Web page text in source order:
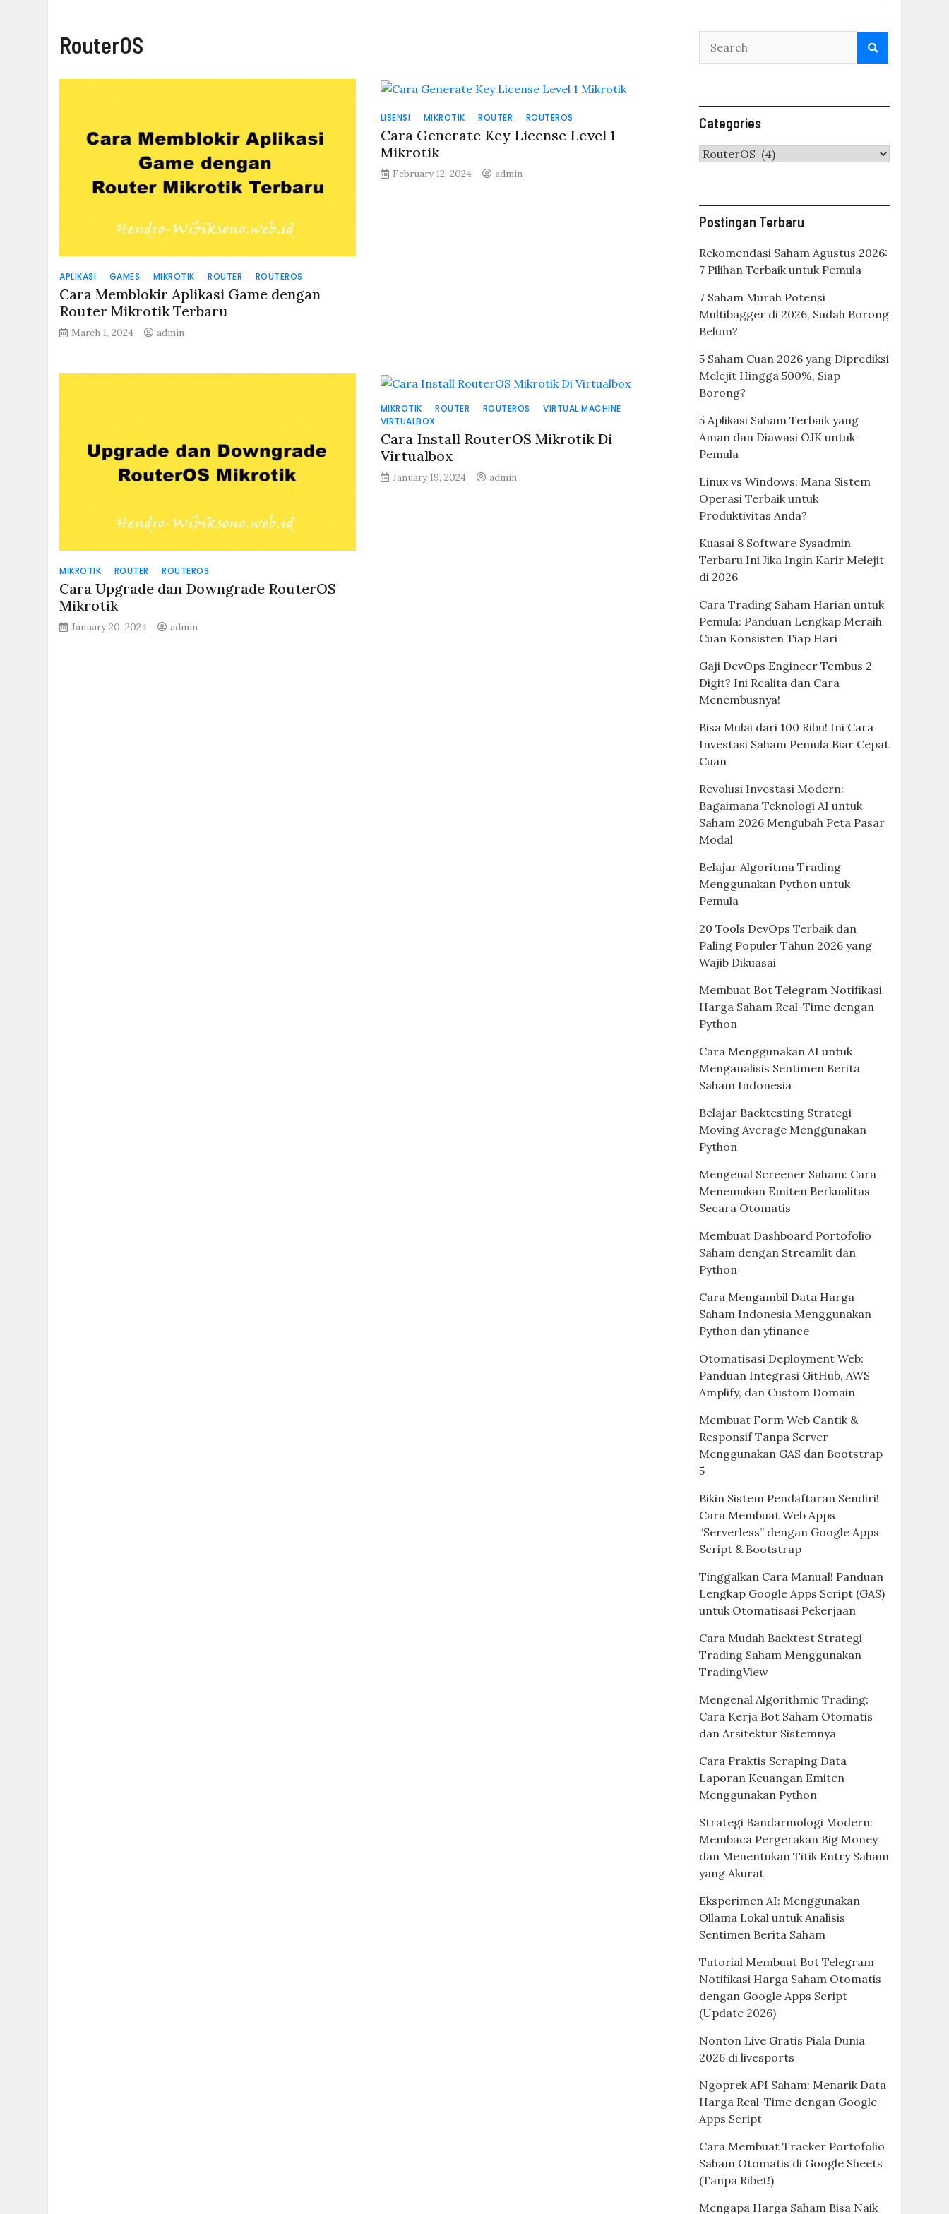
RouterOS
APLIKASI GAMES MIKROTIK ROUTER ROUTEROS
Cara Memblokir Aplikasi Game dengan
Router Mikrotik Terbaru
March 1, 2024 admin
LISENSI MIKROTIK ROUTER ROUTEROS
Cara Generate Key License Level 1
Mikrotik
February 12, 2024 admin
MIKROTIK ROUTER ROUTEROS
Cara Upgrade dan Downgrade RouterOS
Mikrotik
January 20, 2024 admin
MIKROTIK ROUTER ROUTEROS
VIRTUAL MACHINE
VIRTUALBOX
Cara Install RouterOS Mikrotik Di
Virtualbox
January 19, 2024 admin
Categories
Categories
Postingan Terbaru
Rekomendasi Saham Agustus 2026:
7 Pilihan Terbaik untuk Pemula
7 Saham Murah Potensi
Multibagger di 2026, Sudah Borong
Belum?
5 Saham Cuan 2026 yang Diprediksi
Melejit Hingga 500%, Siap
Borong?
5 Aplikasi Saham Terbaik yang
Aman dan Diawasi OJK untuk
Pemula
Linux vs Windows: Mana Sistem
Operasi Terbaik untuk
Produktivitas Anda?
Kuasai 8 Software Sysadmin
Terbaru Ini Jika Ingin Karir Melejit
di 2026
Cara Trading Saham Harian untuk
Pemula: Panduan Lengkap Meraih
Cuan Konsisten Tiap Hari
Gaji DevOps Engineer Tembus 2
Digit? Ini Realita dan Cara
Menembusnya!
Bisa Mulai dari 100 Ribu! Ini Cara
Investasi Saham Pemula Biar Cepat
Cuan
Revolusi Investasi Modern:
Bagaimana Teknologi AI untuk
Saham 2026 Mengubah Peta Pasar
Modal
Belajar Algoritma Trading
Menggunakan Python untuk
Pemula
20 Tools DevOps Terbaik dan
Paling Populer Tahun 2026 yang
Wajib Dikuasai
Membuat Bot Telegram Notifikasi
Harga Saham Real-Time dengan
Python
Cara Menggunakan AI untuk
Menganalisis Sentimen Berita
Saham Indonesia
Belajar Backtesting Strategi
Moving Average Menggunakan
Python
Mengenal Screener Saham: Cara
Menemukan Emiten Berkualitas
Secara Otomatis
Membuat Dashboard Portofolio
Saham dengan Streamlit dan
Python
Cara Mengambil Data Harga
Saham Indonesia Menggunakan
Python dan yfinance
Otomatisasi Deployment Web:
Panduan Integrasi GitHub, AWS
Amplify, dan Custom Domain
Membuat Form Web Cantik &
Responsif Tanpa Server
Menggunakan GAS dan Bootstrap
5
Bikin Sistem Pendaftaran Sendiri!
Cara Membuat Web Apps
“Serverless” dengan Google Apps
Script & Bootstrap
Tinggalkan Cara Manual! Panduan
Lengkap Google Apps Script (GAS)
untuk Otomatisasi Pekerjaan
Cara Mudah Backtest Strategi
Trading Saham Menggunakan
TradingView
Mengenal Algorithmic Trading:
Cara Kerja Bot Saham Otomatis
dan Arsitektur Sistemnya
Cara Praktis Scraping Data
Laporan Keuangan Emiten
Menggunakan Python
Strategi Bandarmologi Modern:
Membaca Pergerakan Big Money
dan Menentukan Titik Entry Saham
yang Akurat
Eksperimen AI: Menggunakan
Ollama Lokal untuk Analisis
Sentimen Berita Saham
Tutorial Membuat Bot Telegram
Notifikasi Harga Saham Otomatis
dengan Google Apps Script
(Update 2026)
Nonton Live Gratis Piala Dunia
2026 di livesports
Ngoprek API Saham: Menarik Data
Harga Real-Time dengan Google
Apps Script
Cara Membuat Tracker Portofolio
Saham Otomatis di Google Sheets
(Tanpa Ribet!)
Mengapa Harga Saham Bisa Naik